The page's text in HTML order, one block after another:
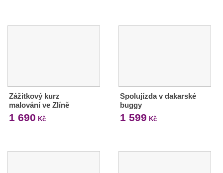
Zážitkový kurz
malování ve Zlíně
1 690 Kč
Spolujízda v dakarské
buggy
1 599 Kč